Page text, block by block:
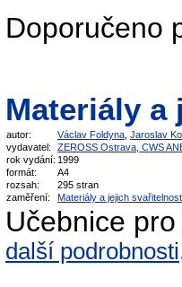
Doporučeno
Materiály
autor: Václav Foldyna Jaroslav
vydavatel:
ZEROSS Ostrava, CWS
rok vydání: 1999
formát:
A4
rozsah:
295 stran
zaměření:
Materiály a jejich svařitelnost
Učebnice
další